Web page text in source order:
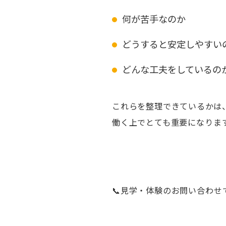
何が苦手なのか
どうすると安定しやすい
どんな工夫をしているの
これらを整理できているかは、
働く上でとても重要になりま
📞見学・体験のお問い合わせ